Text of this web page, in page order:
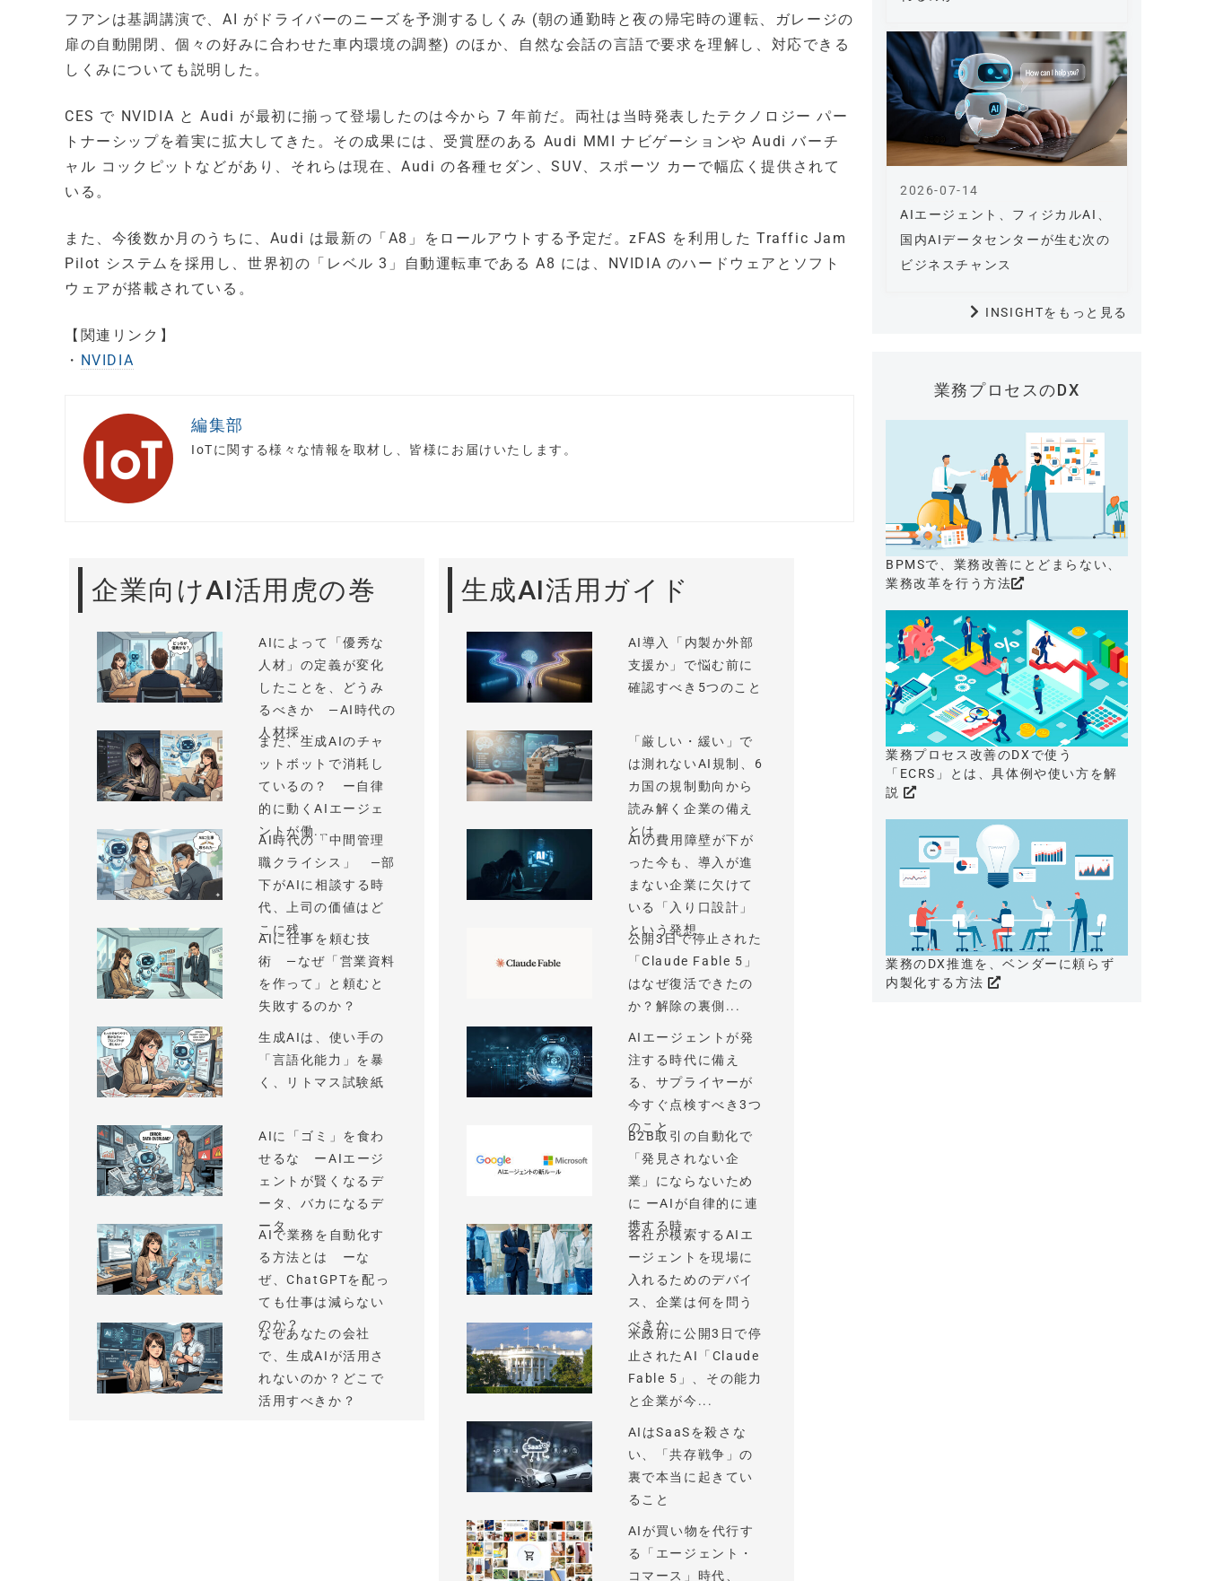
フアンは基調講演で、AI がドライバーのニーズを予測するしくみ (朝の通勤時と夜の帰宅時の運転、ガレージの
扉の自動開閉、個々の好みに合わせた車内環境の調整) のほか、自然な会話の言語で要求を理解し、対応できる
しくみについても説明した。
CES で NVIDIA と Audi が最初に揃って登場したのは今から 7 年前だ。両社は当時発表したテクノロジー パー
トナーシップを着実に拡大してきた。その成果には、受賞歴のある Audi MMI ナビゲーションや Audi バーチ
ャル コックピットなどがあり、それらは現在、Audi の各種セダン、SUV、スポーツ カーで幅広く提供されて
いる。
また、今後数か月のうちに、Audi は最新の「A8」をロールアウトする予定だ。zFAS を利用した Traffic Jam
Pilot システムを採用し、世界初の「レベル 3」自動運転車である A8 には、NVIDIA のハードウェアとソフト
ウェアが搭載されている。
【関連リンク】
・ NVIDIA
編集部
IoTに関する様々な情報を取材し、皆様にお届けいたします。
企業向けAI活用虎の巻
AIによって「優秀な
人材」の定義が変化
したことを、どうみ
るべきか —AI時代の
人材採...
まだ、生成AIのチャ
ットボットで消耗し
ているの？ ー自律
的に動くAIエージェ
ントが働...
AI時代の「中間管理
職クライシス」 —部
下がAIに相談する時
代、上司の価値はど
こに残...
AIに仕事を頼む技
術 —なぜ「営業資料
を作って」と頼むと
失敗するのか？
生成AIは、使い手の
「言語化能力」を暴
く、リトマス試験紙
AIに「ゴミ」を食わ
せるな ーAIエージ
ェントが賢くなるデ
ータ、バカになるデ
ータ
AIで業務を自動化す
る方法とは ーな
ぜ、ChatGPTを配っ
ても仕事は減らない
のか？
なぜあなたの会社
で、生成AIが活用さ
れないのか？どこで
活用すべきか？
生成AI活用ガイド
AI導入「内製か外部
支援か」で悩む前に
確認すべき5つのこと
「厳しい・緩い」で
は測れないAI規制、6
カ国の規制動向から
読み解く企業の備え
とは
AIの費用障壁が下が
った今も、導入が進
まない企業に欠けて
いる「入り口設計」
という発想
公開3日で停止された
「Claude Fable 5」
はなぜ復活できたの
か？解除の裏側...
AIエージェントが発
注する時代に備え
る、サプライヤーが
今すぐ点検すべき3つ
のこと
B2B取引の自動化で
「発見されない企
業」にならないため
に ーAIが自律的に連
携する時...
各社が模索するAIエ
ージェントを現場に
入れるためのデバイ
ス、企業は何を問う
べきか
米政府に公開3日で停
止されたAI「Claude
Fable 5」、その能力
と企業が今...
AIはSaaSを殺さな
い、「共存戦争」の
裏で本当に起きてい
ること
AIが買い物を代行す
る「エージェント・
コマース」時代、
AIエージェント、フィジカルAI、
国内AIデータセンターが生む次の
ビジネスチャンス
2026-07-14
INSIGHTをもっと見る
業務プロセスのDX
BPMSで、業務改善にとどまらない、
業務改革を行う方法
業務プロセス改善のDXで使う
「ECRS」とは、具体例や使い方を解
説
業務のDX推進を、ベンダーに頼らず
内製化する方法